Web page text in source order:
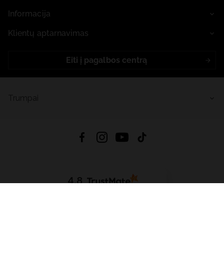
Informacija
Klientų aptarnavimas
Eiti į pagalbos centrą
4.8